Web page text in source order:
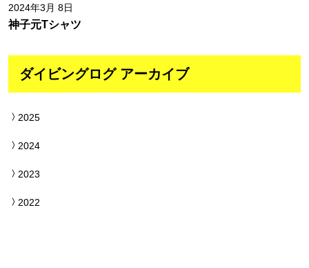
2024年3月 8日
神子元Tシャツ
ダイビングログ アーカイブ
2025
2024
2023
2022